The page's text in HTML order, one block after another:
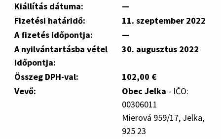
Kiállítás dátuma:
—
Fizetési határidő:
11. szeptember 2022
A fizetés időpontja:
—
A nyilvántartásba vétel
időpontja:
30. augusztus 2022
Összeg DPH-val:
102,00 €
Vevő:
Obec Jelka - IČO:
00306011
Mierová 959/17, Jelka,
925 23